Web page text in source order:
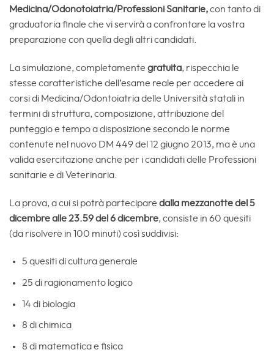
Medicina/Odonotoiatria/Professioni Sanitarie,con tanto di
graduatoria finale che vi servirà a confrontare la vostra
preparazione con quella degli altri candidati.
La simulazione, completamente gratuita, rispecchia le
stesse caratteristiche dell’esame reale per accedere ai
corsi di Medicina/Odontoiatria delle Università statali in
termini di struttura, composizione, attribuzione del
punteggio e tempo a disposizione secondo le norme
contenute nel nuovo DM 449 del 12 giugno 2013, ma è una
valida esercitazione anche per i candidati delle Professioni
sanitarie e di Veterinaria.
La prova, a cui si potrà partecipare dalla mezzanotte del 5
dicembre alle 23.59 del 6 dicembre, consiste in 60 quesiti
(da risolvere in 100 minuti) così suddivisi:
5 quesiti di cultura generale
25 di ragionamento logico
14 di biologia
8 di chimica
8 di matematica e fisica